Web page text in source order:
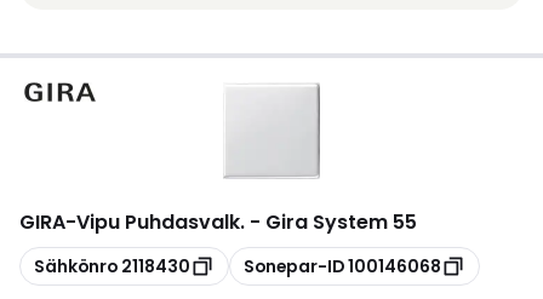
GIRA-Vipu Puhdasvalk. - Gira System 55
Kopioi
Sähkönro 2118430 Kopioi
Sonepar-ID100146068